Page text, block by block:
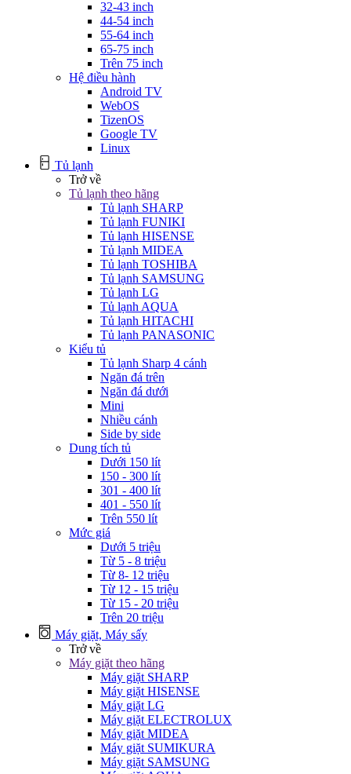
32-43 inch
44-54 inch
55-64 inch
65-75 inch
Trên 75 inch
Hệ điều hành
Android TV
WebOS
TizenOS
Google TV
Linux
Tủ lạnh
Trở về
Tủ lạnh theo hãng
Tủ lạnh SHARP
Tủ lạnh FUNIKI
Tủ lạnh HISENSE
Tủ lạnh MIDEA
Tủ lạnh TOSHIBA
Tủ lạnh SAMSUNG
Tủ lạnh LG
Tủ lạnh AQUA
Tủ lạnh HITACHI
Tủ lạnh PANASONIC
Kiểu tủ
Tủ lạnh Sharp 4 cánh
Ngăn đá trên
Ngăn đá dưới
Mini
Nhiều cánh
Side by side
Dung tích tủ
Dưới 150 lít
150 - 300 lít
301 - 400 lít
401 - 550 lít
Trên 550 lít
Mức giá
Dưới 5 triệu
Từ 5 - 8 triệu
Từ 8- 12 triệu
Từ 12 - 15 triệu
Từ 15 - 20 triệu
Trên 20 triệu
Máy giặt, Máy sấy
Trở về
Máy giặt theo hãng
Máy giặt SHARP
Máy giặt HISENSE
Máy giặt LG
Máy giặt ELECTROLUX
Máy giặt MIDEA
Máy giặt SUMIKURA
Máy giặt SAMSUNG